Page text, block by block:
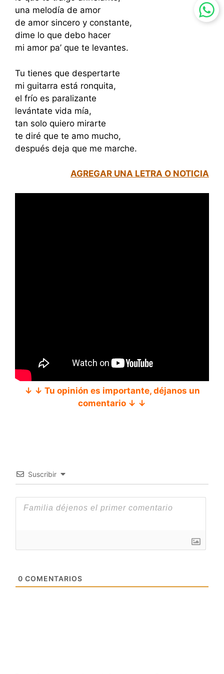
una melodía de amor
de amor sincero y constante,
dime lo que debo hacer
mi amor pa’ que te levantes.
Tu tienes que despertarte
mi guitarra está ronquita,
el frío es paralizante
levántate vida mía,
tan solo quiero mirarte
te diré que te amo mucho,
después deja que me marche.
AGREGAR UNA LETRA O NOTICIA
↓ ↓ Tu opinión es importante, déjanos un
comentario ↓ ↓
Suscribir
0 COMENTARIOS